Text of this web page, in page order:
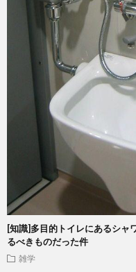
[知識]多目的トイレにあるシャ
るべきものだった件
雑学